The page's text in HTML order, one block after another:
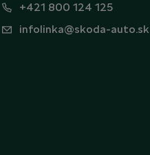
+421 800 124 125
infolinka@skoda-auto.sk